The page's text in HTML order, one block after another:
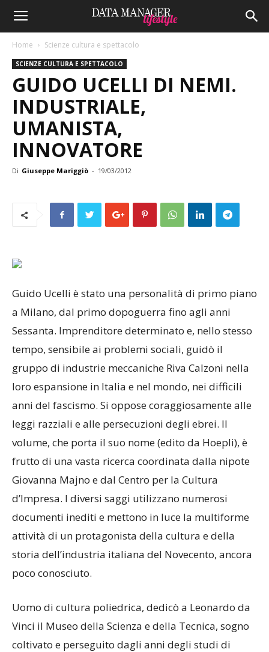
Home Scienze cultura e spettacolo
SCIENZE CULTURA E SPETTACOLO
GUIDO UCELLI DI NEMI.
INDUSTRIALE,
UMANISTA,
INNOVATORE
Di Giuseppe Mariggiò - 19/03/2012
Guido Ucelli è stato una personalità di primo piano
a Milano, dal primo dopoguerra fino agli anni
Sessanta. Imprenditore determinato e, nello stesso
tempo, sensibile ai problemi sociali, guidò il
gruppo di industrie meccaniche Riva Calzoni nella
loro espansione in Italia e nel mondo, nei difficili
anni del fascismo. Si oppose coraggiosamente alle
leggi razziali e alle persecuzioni degli ebrei. Il
volume, che porta il suo nome (edito da Hoepli), è
frutto di una vasta ricerca coordinata dalla nipote
Giovanna Majno e dal Centro per la Cultura
d’Impresa. I diversi saggi utilizzano numerosi
documenti inediti e mettono in luce la multiforme
attività di un protagonista della cultura e della
storia dell’industria italiana del Novecento, ancora
poco conosciuto.
Uomo di cultura poliedrica, dedicò a Leonardo da
Vinci il Museo della Scienza e della Tecnica, sogno
coltivato e perseguito dagli anni degli studi di